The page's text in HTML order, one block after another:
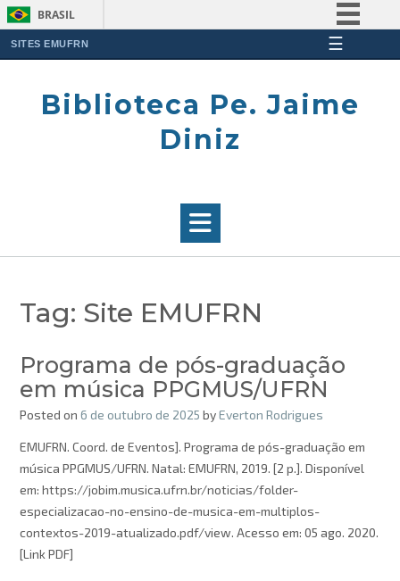
BRASIL
Participe
SITES EMUFRN ☰
Biblioteca Pe. Jaime
Diniz
Tag: Site EMUFRN
Programa de pós-graduação
em música PPGMUS/UFRN
Posted on 6 de outubro de 2025 byEverton Rodrigues
EMUFRN. Coord. de Eventos]. Programa de pós-graduação em
música PPGMUS/UFRN. Natal: EMUFRN, 2019. [2 p.]. Disponível
em: https://jobim.musica.ufrn.br/noticias/folder-
especializacao-no-ensino-de-musica-em-multiplos-
contextos-2019-atualizado.pdf/view. Acesso em: 05 ago. 2020.
[Link PDF]